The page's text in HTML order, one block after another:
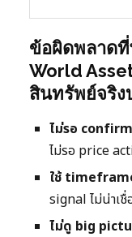
ข้อผิดพลาด
World
สินทรัพย์จริ
ไม่รอ
ไม่รอ price
ใช้
signal ไม่น่าเ
ไม่ดู big